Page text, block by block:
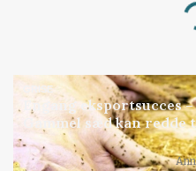
GRISE
Engang
Gammel sæd kan redde